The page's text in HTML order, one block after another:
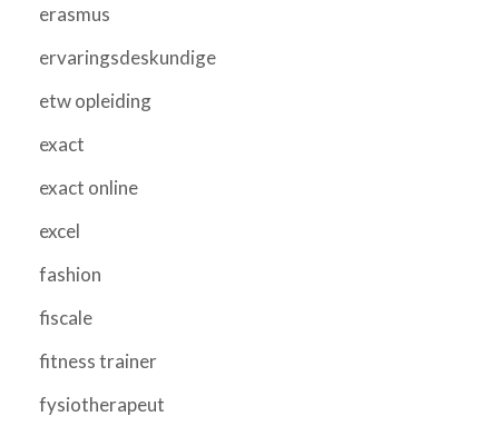
erasmus
ervaringsdeskundige
etw opleiding
exact
exact online
excel
fashion
fiscale
fitness trainer
fysiotherapeut